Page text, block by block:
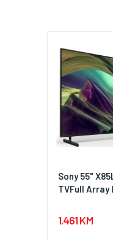
Sony 55"
TVFull Array
1.461 KM